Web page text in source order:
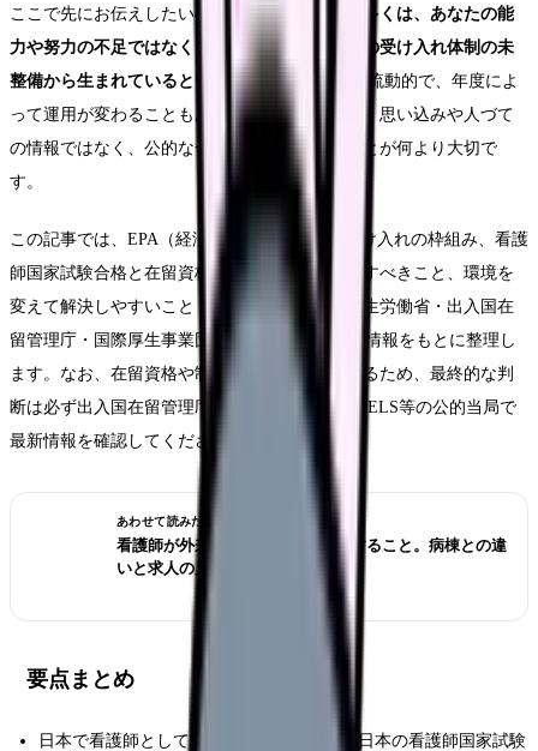
ここで先にお伝えしたいのは、
これらの悩みの多くは、あなたの能
力や努力の不足ではなく、制度の複雑さと職場の受け入れ体制の未
整備から生まれているということです。
制度は流動的で、年度によ
って運用が変わることもあります。だからこそ、思い込みや人づて
の情報ではなく、公的な一次情報で確認することが何より大切で
す。
この記事では、EPA（経済連携協定）による受け入れの枠組み、看護
師国家試験合格と在留資格の関係、職場で確認すべきこと、環境を
変えて解決しやすいこと・しにくいことを、厚生労働省・出入国在
留管理庁・国際厚生事業団（JICWELS）の公的情報をもとに整理し
ます。なお、在留資格や制度の詳細は変わりうるため、最終的な判
断は必ず出入国在留管理庁・厚生労働省・JICWELS等の公的当局で
最新情報を確認してください。
あわせて読みたい
看護師が外来へ転職する前に確認すること。病棟との違
いと求人の見方
要点まとめ
日本で看護師として働くには、原則として日本の看護師国家試験